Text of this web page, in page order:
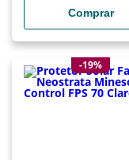
Comprar
-19%